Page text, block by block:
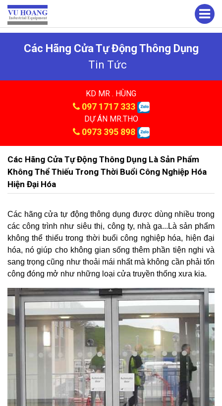
Các Hãng Cửa Tự Động Thông Dụng
Tin Tức
KD MR . HÙNG
097 1717 333
DỰ ÁN MR.THO
0973 395 898
Các Hãng Cửa Tự Động Thông Dụng Là Sản Phẩm
Không Thể Thiếu Trong Thời Buổi Công Nghiệp Hóa
Hiện Đại Hóa
Các hãng cửa tự động thông dụng được dùng nhiều trong
các công trình như siêu thị, công ty, nhà ga...Là sản phẩm
không thể thiếu trong thời buổi công nghiệp hóa, hiện đại
hóa, nó giúp cho không gian sống thêm phần tiện nghi và
sang trọng cũng như thoải mái nhất mà không cần phải tốn
công đóng mở như những loại cửa truyền thống xưa kia.